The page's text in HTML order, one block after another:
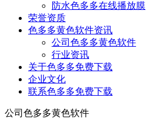
防水色多多在线播放膜
荣誉资质
色多多黄色软件资讯
公司色多多黄色软件
行业资讯
关于色多多免费下载
企业文化
联系色多多免费下载
公司色多多黄色软件